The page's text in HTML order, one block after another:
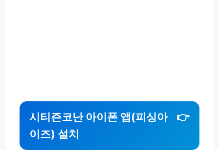
시티즌코난 아이폰 앱(피싱아
이즈) 설치
👉